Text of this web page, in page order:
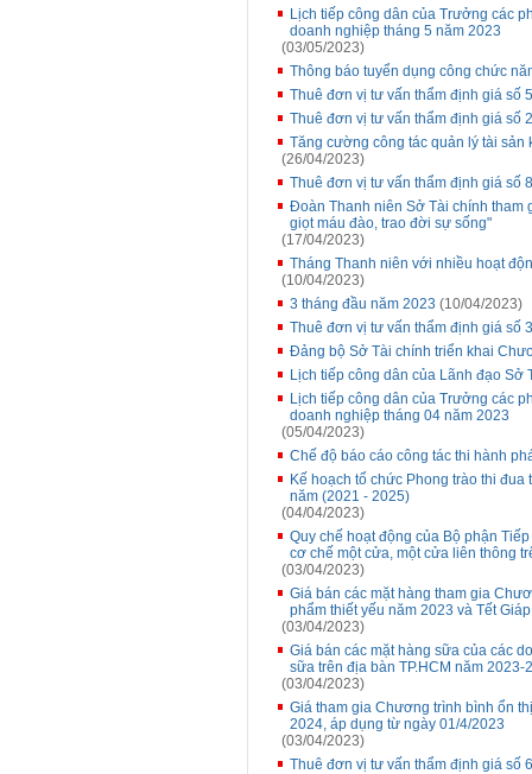
Lịch tiếp công dân của Trưởng các
doanh nghiệp tháng 5 năm 2023
(03/05/2023)
Thông báo tuyển dụng công chức
Thuê đơn vị tư vấn thẩm định giá số
Thuê đơn vị tư vấn thẩm định giá số
Tăng cường công tác quản lý tài
(26/04/2023)
Thuê đơn vị tư vấn thẩm định giá số
Đoàn Thanh niên Sở Tài chính tham
giọt máu đào, trao đời sự sống"
(17/04/2023)
Tháng Thanh niên với nhiều hoạt
(10/04/2023)
3 tháng đầu năm 2023 (10/04/2023)
Thuê đơn vị tư vấn thẩm định giá số
Đảng bộ Sở Tài chính triển khai
Lịch tiếp công dân của Lãnh đạo Sở
Lịch tiếp công dân của Trưởng các
doanh nghiệp tháng 04 năm 2023
(05/04/2023)
Chế độ báo cáo công tác thi hành
Kế hoạch tổ chức Phong trào thi
năm (2021 - 2025)
(04/04/2023)
Quy chế hoạt động của Bộ phận
cơ chế một cửa, một cửa liên thông
(03/04/2023)
Giá bán các mặt hàng tham gia
phẩm thiết yếu năm 2023 và Tết
(03/04/2023)
Giá bán các mặt hàng sữa của các
sữa trên địa bàn TP.HCM năm
(03/04/2023)
Giá tham gia Chương trình bình ổn
2024, áp dụng từ ngày 01/4/2023
(03/04/2023)
Thuê đơn vị tư vấn thẩm định giá số